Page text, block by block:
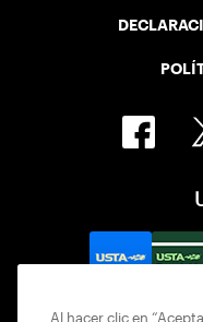
Al hacer clic en